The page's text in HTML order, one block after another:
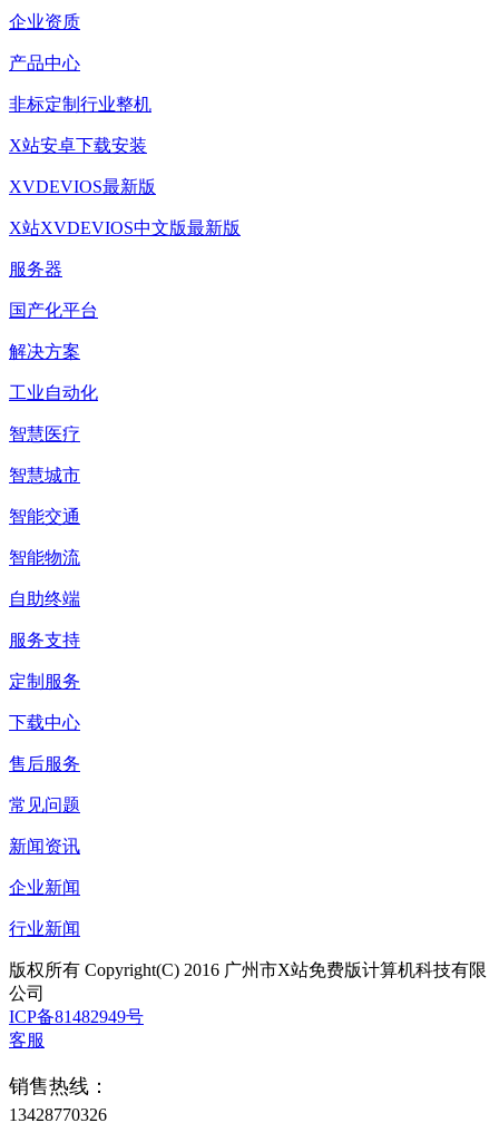
企业资质
产品中心
非标定制行业整机
X站安卓下载安装
XVDEVIOS最新版
X站XVDEVIOS中文版最新版
服务器
国产化平台
解决方案
工业自动化
智慧医疗
智慧城市
智能交通
智能物流
自助终端
服务支持
定制服务
下载中心
售后服务
常见问题
新闻资讯
企业新闻
行业新闻
版权所有 Copyright(C) 2016 广州市X站免费版计算机科技有限
公司
ICP备81482949号
客服
销售热线：
13428770326